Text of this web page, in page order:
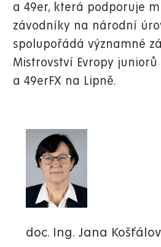
a 49er, která podporuje
závodníky na národní
spolupořádá významné
Mistrovství Evropy
a 49erFX na Lipně.
doc. Ing. Jana